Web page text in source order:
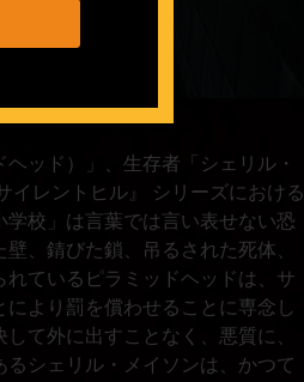
ッド）」、生存者「シェリル・
イレントヒル』 シリーズにおける
校」は言葉では言い表せない恐
、錆びた鎖、吊るされた死体、
ているピラミッドヘッドは、サ
より罰を償わせることに専念し
て外に出すことなく、悪質に、
シェリル・メイソンは、かつて